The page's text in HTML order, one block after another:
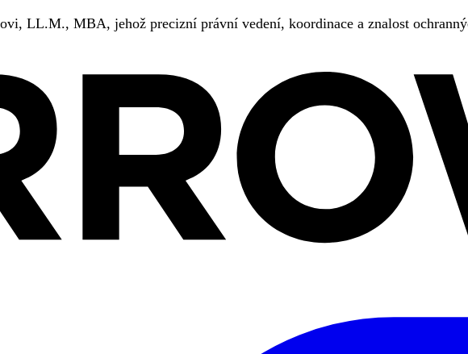
LL.M., MBA, jehož precizní právní vedení, koordinace a znalost